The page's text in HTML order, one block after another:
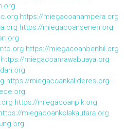
https://miegacoanampera.org
https://miegacoansenen.org
https://miegacoanbenhil.org
https://miegacoanrawabuaya.org
https://miegacoankalideres.org
https://miegacoanpik.org
miegacoankolakautara.org